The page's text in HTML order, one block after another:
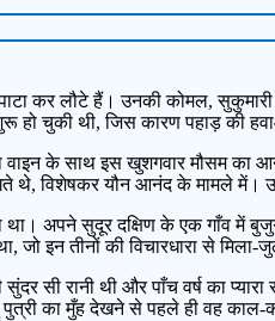
कर लौटे हैं। उनकी कोमल,
हो चुकी थी, जिस कारण पहाड़ की
के साथ इस खुशगवार मौसम का
थे, विशेषकर यौन आनंद के मामले में।
था। अपने सुदूर दक्षिण के एक गाँव में
जो इन तीनों की विचारधारा से मिला-
सी रानी थी और पाँच वर्ष का
का मुँह देखने से पहले ही वह काल-